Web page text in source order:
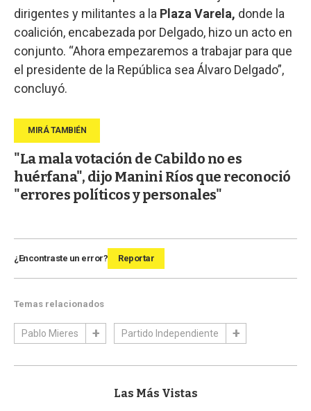
dirigentes y militantes a la Plaza Varela, donde la
coalición, encabezada por Delgado, hizo un acto en
conjunto. “Ahora empezaremos a trabajar para que
el presidente de la República sea Álvaro Delgado”,
concluyó.
"La mala votación de Cabildo no es
huérfana", dijo Manini Ríos que reconoció
"errores políticos y personales"
¿Encontraste un error? Reportar
Temas relacionados
Pablo Mieres Partido Independiente
Las Más Vistas